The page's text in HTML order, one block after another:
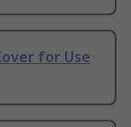
for Use